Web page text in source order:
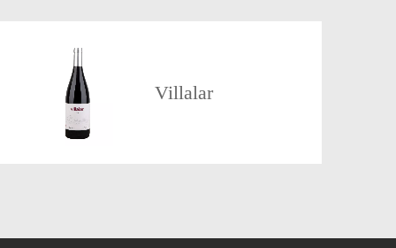
Villalar